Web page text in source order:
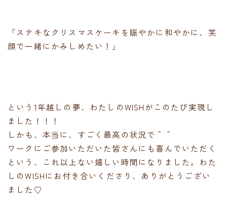
「ステキなクリスマスケーキを賑やかに和やかに、笑
顔で一緒にかみしめたい！」
という1年越しの夢、わたしのWISHがこのたび実現し
ました！！！
しかも、本当に、すごく最高の状況で＾＾
ワークにご参加いただいた皆さんにも喜んでいただく
という、これ以上ない嬉しい時間になりました。わた
しのWISHにお付き合いくださり、ありがとうござい
ました♡